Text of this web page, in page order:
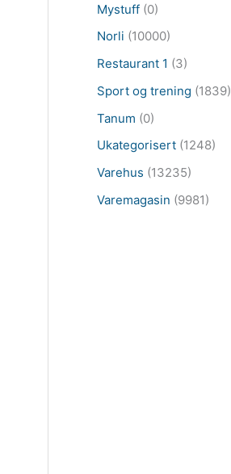
Mystuff (0)
Norli (10000)
Restaurant 1 (3)
Sport og trening (1839)
Tanum (0)
Ukategorisert (1248)
Varehus (13235)
Varemagasin (9981)